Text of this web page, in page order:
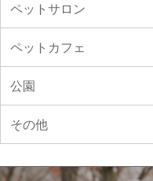
ペットサロン
ペットカフェ
公園
その他